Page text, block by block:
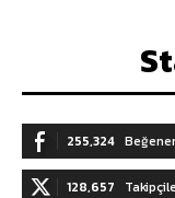
255,324
128,657